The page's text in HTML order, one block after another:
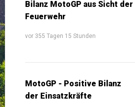
Bilanz MotoGP aus Sicht der
Feuerwehr
vor 355 Tagen 15 Stunden
MotoGP - Positive Bilanz
der Einsatzkräfte